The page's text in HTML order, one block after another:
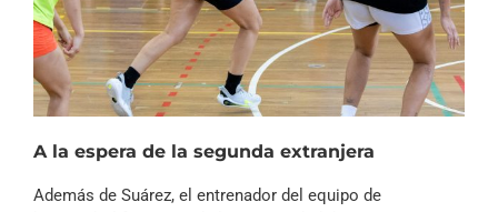
A la espera de la segunda extranjera
Además de Suárez, el entrenador del equipo de